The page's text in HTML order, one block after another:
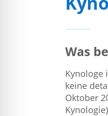
Was
Kynologe
keine
Oktober
Kynologie)